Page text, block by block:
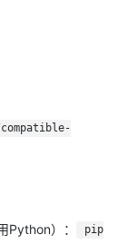
Python）：
pip